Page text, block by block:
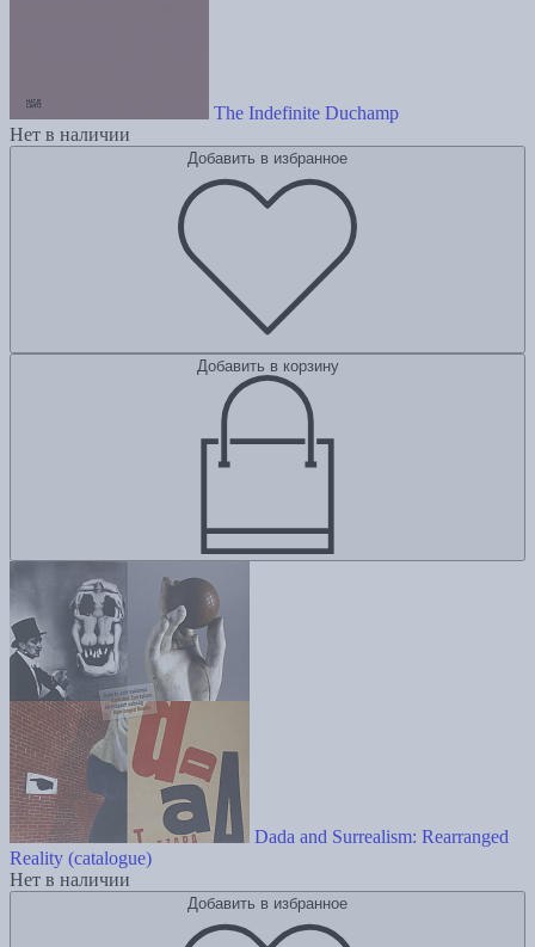
The Indefinite Duchamp
Нет в наличии
Добавить в избранное
Добавить в корзину
Dada and Surrealism: Rearranged
Reality (catalogue)
Нет в наличии
Добавить в избранное